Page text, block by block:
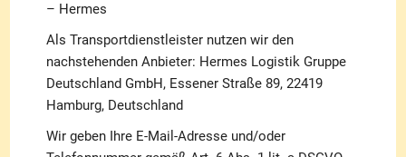
– Hermes
Als Transportdienstleister nutzen wir den
nachstehenden Anbieter: Hermes Logistik Gruppe
Deutschland GmbH, Essener Straße 89, 22419
Hamburg, Deutschland
Wir geben Ihre E-Mail-Adresse und/oder